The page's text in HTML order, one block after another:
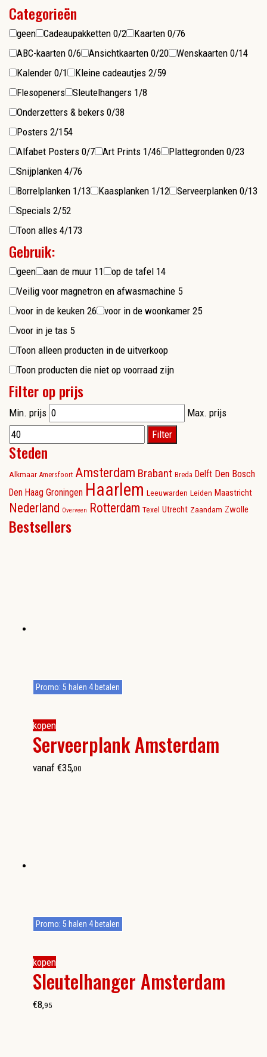
Categorieën
geen Cadeaupakketten 0/2 Kaarten 0/76
ABC-kaarten 0/6 Ansichtkaarten 0/20 Wenskaarten 0/14
Kalender 0/1 Kleine cadeautjes 2/59
Flesopeners
Sleutelhangers 1/8
Onderzetters & bekers 0/38
Posters 2/154
Alfabet Posters 0/7 Art Prints 1/46 Plattegronden 0/23
Snijplanken 4/76
Borrelplanken 1/13 Kaasplanken 1/12 Serveerplanken 0/13
Specials 2/52
Toon alles 4/173
Gebruik:
geen aan de muur 11 op de tafel 14
Veilig voor magnetron en afwasmachine 5
voor in de keuken 26 voor in de woonkamer 25
voor in je tas 5
Toon alleen producten in de uitverkoop
Toon producten die niet op voorraad zijn
Filter op prijs
Min. prijs
Max. prijs
Filter
Steden
Alkmaar Amersfoort Amsterdam Brabant Breda Delft Den Bosch
Den Haag Groningen Haarlem Leeuwarden Leiden Maastricht
Nederland Overveen Rotterdam Texel Utrecht Zaandam Zwolle
Bestsellers
kopen
Serveerplank Amsterdam
Promo: 5 halen 4 betalen
vanaf €35,00
kopen
Sleutelhanger Amsterdam
Promo: 5 halen 4 betalen
€8,95